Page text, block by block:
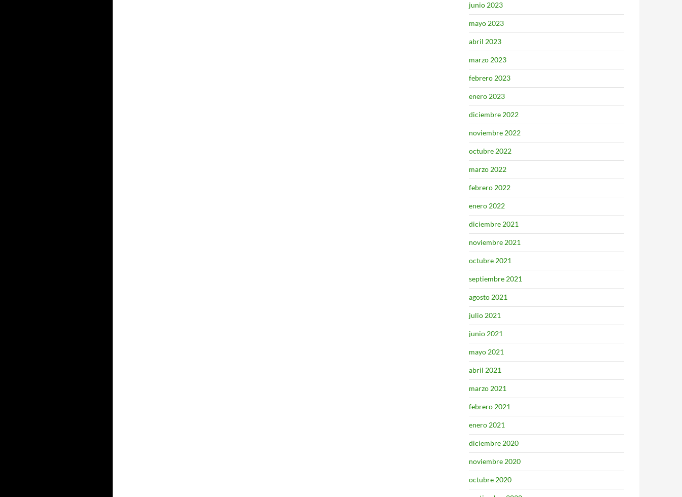
junio 2023
mayo 2023
abril 2023
marzo 2023
febrero 2023
enero 2023
diciembre 2022
noviembre 2022
octubre 2022
marzo 2022
febrero 2022
enero 2022
diciembre 2021
noviembre 2021
octubre 2021
septiembre 2021
agosto 2021
julio 2021
junio 2021
mayo 2021
abril 2021
marzo 2021
febrero 2021
enero 2021
diciembre 2020
noviembre 2020
octubre 2020